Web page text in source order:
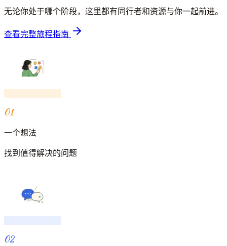
无论你处于哪个阶段，这里都有同行者和资源与你一起前进。
查看完整旅程指南
01
一个想法
找到值得解决的问题
02